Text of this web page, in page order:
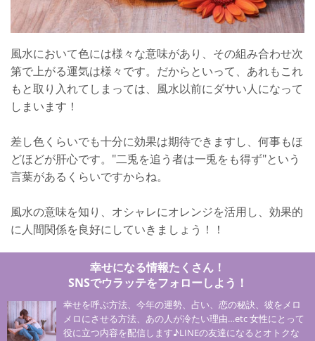
風水において色には様々な意味があり、その組み合わせ次
第で上がる運気は様々です。だからといって、あれもこれ
もと取り入れてしまっては、風水以前にダサい人になって
しまいます！
差し色くらいでも十分に効果は期待できますし、何事もほ
どほどが肝心です。"二兎を追う者は一兎をも得ず"という
言葉があるくらいですからね。
風水の意味を知り、オシャレにオレンジを活用し、効果的
に人間関係を良好にしていきましょう！！
幸せになる情報たくさん！
SNSでウラッテをフォローしよう！
幸せを呼ぶ方法、今年の運勢、占い、恋の秘訣、彼をメロ
メロにさせる方法、あの人が冷たい理由…etc 女性にとって
役に立つ内容を配信します♪LINEの友達になるとオトクな